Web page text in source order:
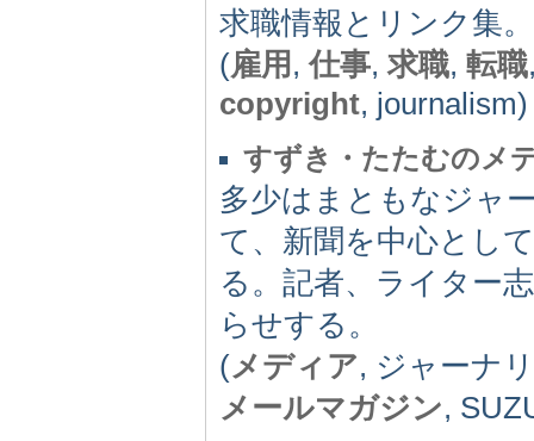
求職情報とリンク集。
(雇用 ,仕事,求職, 転職
copyright, journalism)
すずき・たたむのメ
多少はまともなジャ
て、新聞を中心とし
る。記者、ライター
らせする。
(メディア, ジャーナ
メールマガジン,